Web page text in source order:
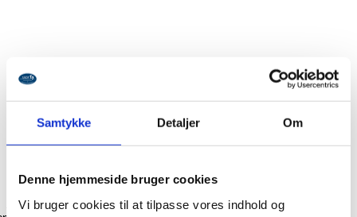
Samtykke Detaljer Om
Denne hjemmeside bruger cookies
Vi bruger cookies til at tilpasse vores indhold og
Corona – likviditet og kompensation
Mit SADF